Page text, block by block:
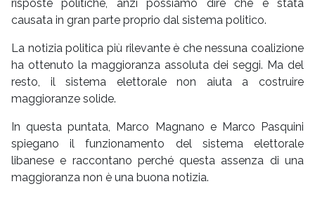
risposte politiche, anzi possiamo dire che è stata
causata in gran parte proprio dal sistema politico.
La notizia politica più rilevante è che nessuna coalizione
ha ottenuto la maggioranza assoluta dei seggi. Ma del
resto, il sistema elettorale non aiuta a costruire
maggioranze solide.
In questa puntata, Marco Magnano e Marco Pasquini
spiegano il funzionamento del sistema elettorale
libanese e raccontano perché questa assenza di una
maggioranza non è una buona notizia.